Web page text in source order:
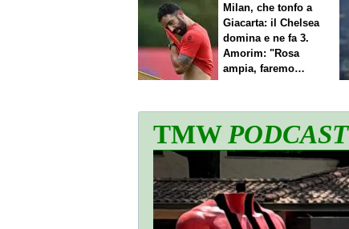
Milan, che tonfo a
Giacarta: il Chelsea
domina e ne fa 3.
Amorim: "Rosa
ampia, faremo
TMWPODCAST